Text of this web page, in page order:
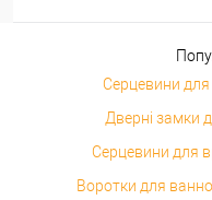
Серцевини для
Дверні замки
Серцевини для
Воротки для